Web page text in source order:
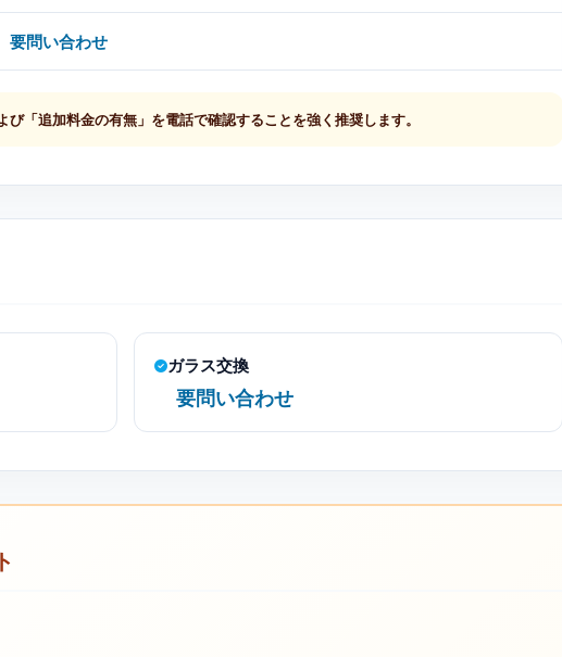
要問い合わせ
「追加料金の有無」を電話で確認することを強く推奨します。
ガラス交換
要問い合わせ